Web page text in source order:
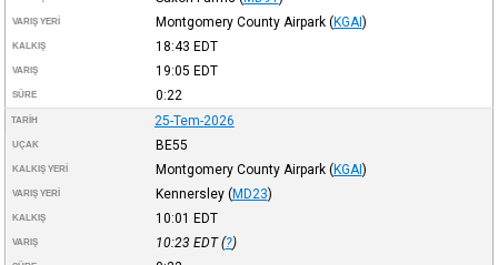
VARIŞ YERI Montgomery County Airpark (KGAI)
KALKIŞ 18:43 EDT
VARIŞ 19:05 EDT
SÜRE 0:22
TARIH 25-Tem-2026
UÇAK BE55
KALKIŞ YERI Montgomery County Airpark (KGAI)
VARIŞ YERI Kennersley (MD23)
KALKIŞ 10:01 EDT
VARIŞ 10:23 EDT(?)